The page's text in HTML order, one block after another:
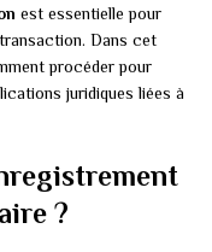
est essentielle pour
Dans cet
procéder pour
juridiques liées à
?